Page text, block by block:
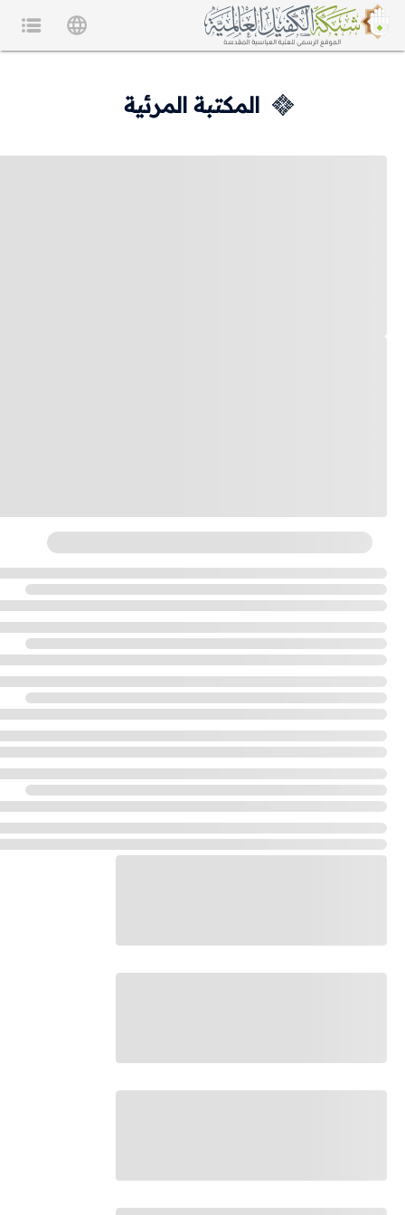
المكتبة المرئية